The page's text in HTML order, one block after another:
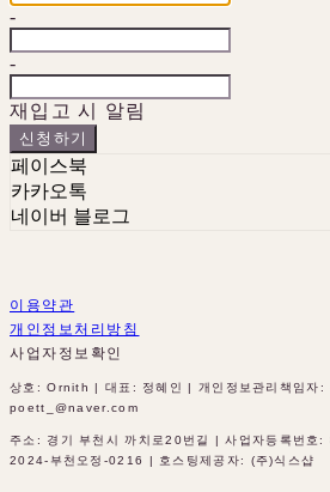
-
-
재입고 시 알림
신청하기
페이스북
카카오톡
네이버 블로그
이용약관
개인정보처리방침
사업자정보확인
상호: Ornith | 대표: 정혜인 | 개인정보관리책임자:
poett_@naver.com
주소: 경기 부천시 까치로20번길 | 사업자등록번호:
2024-부천오정-0216
| 호스팅제공자: (주)식스샵